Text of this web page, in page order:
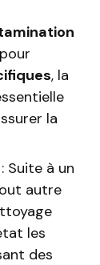
, la
la
: Suite à un
autre
les
des